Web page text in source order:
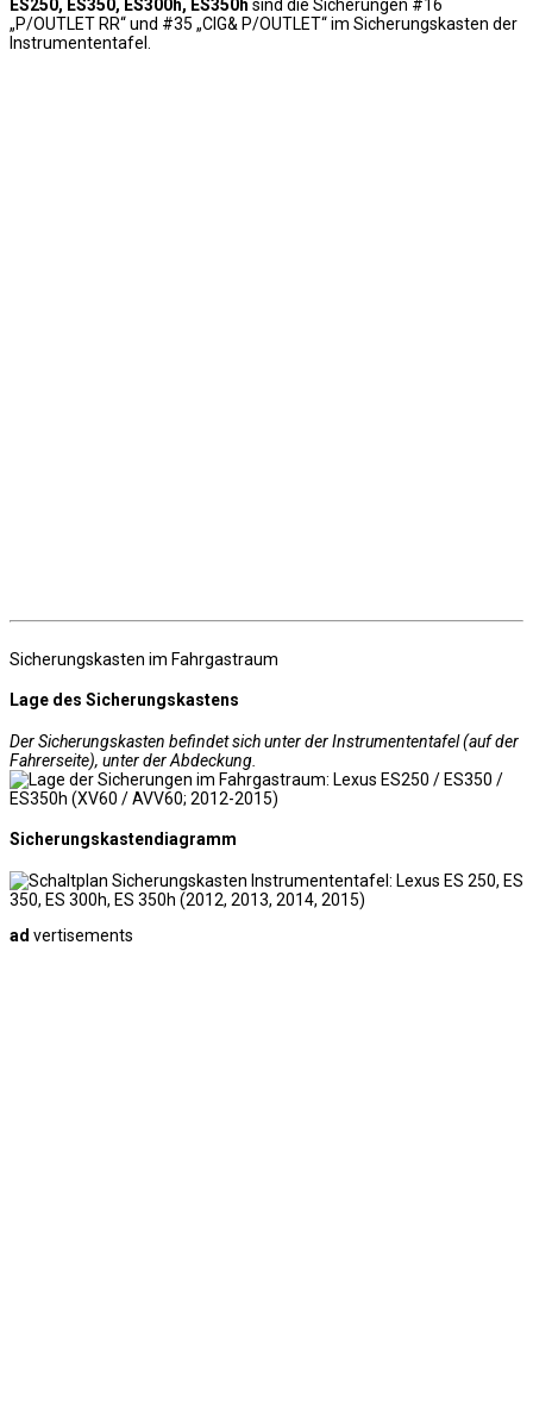
ES250, ES350, ES300h, ES350h sind die Sicherungen #16
„P/OUTLET RR“ und #35 „CIG& P/OUTLET“ im Sicherungskasten der
Instrumententafel.
Sicherungskasten im Fahrgastraum
Lage des Sicherungskastens
Der Sicherungskasten befindet sich unter der Instrumententafel (auf der
Fahrerseite), unter der Abdeckung.
Sicherungskastendiagramm
ad vertisements